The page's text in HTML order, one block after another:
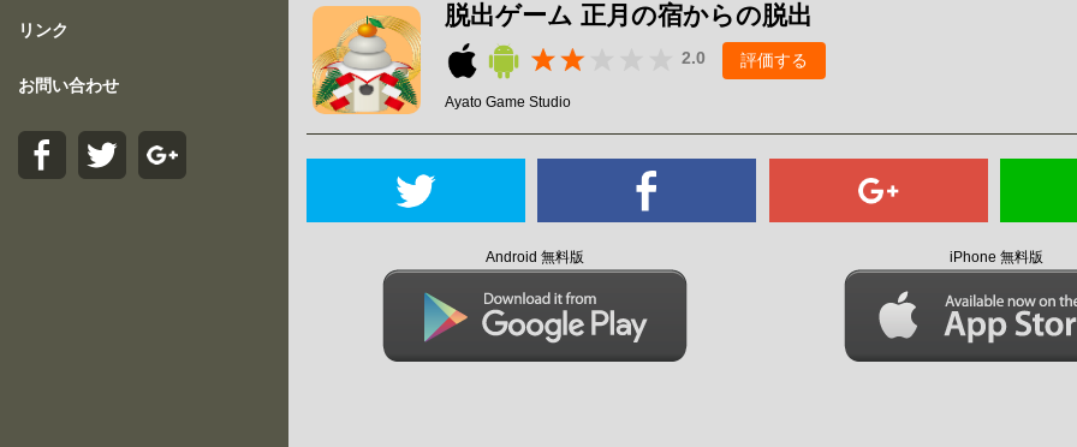
リンク
お問い合わせ
脱出ゲーム 正月の宿からの脱出
2.0 評価する
Ayato Game Studio
Android 無料版 iPhone 無料版